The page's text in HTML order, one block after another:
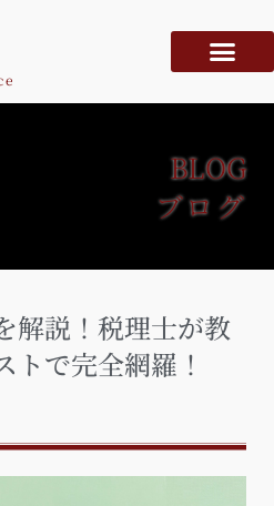
BLOG
ブログ
解説！税理士が教
で完全網羅！